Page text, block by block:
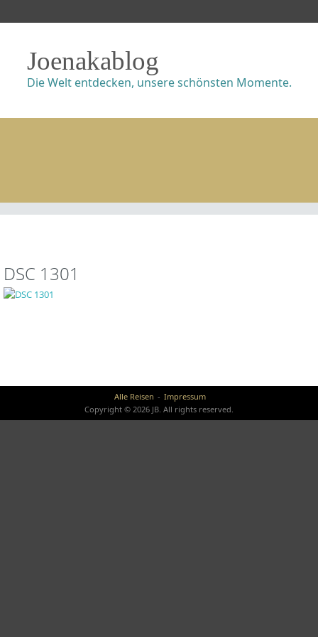
Joenakablog
Die Welt entdecken, unsere schönsten Momente.
DSC 1301
Alle Reisen
Impressum
Copyright © 2026 JB. All rights reserved.